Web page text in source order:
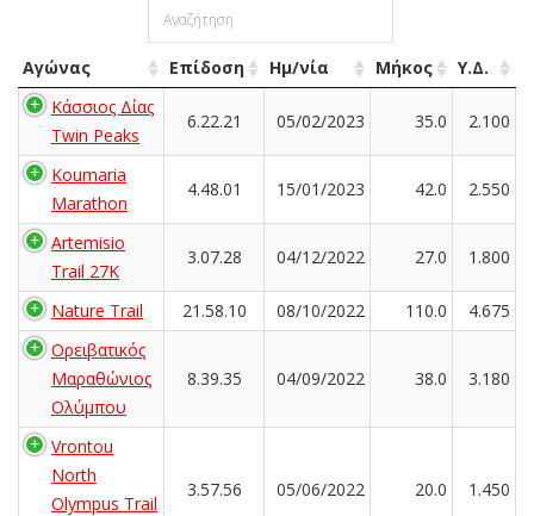
Αγώνας Επίδοση Ημ/νία Μήκος
Υ.Δ.
Κάσσιος Δίας
Twin Peaks
6.22.21 05/02/2023 35.0 2.100
Koumaria
Marathon
4.48.01 15/01/2023 42.0 2.550
Artemisio
Trail 27K
3.07.28 04/12/2022 27.0 1.800
Nature Trail 21.58.10 08/10/2022 110.0
4.675
Ορειβατικός
Μαραθώνιος
Ολύμπου
8.39.35 04/09/2022 38.0 3.180
Vrontou
North
Olympus Trail
3.57.56 05/06/2022 20.0 1.450